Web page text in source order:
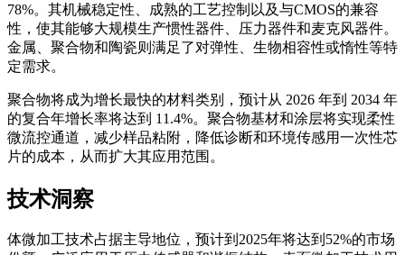
78%。其机械稳定性、成熟的工艺控制以及与CMOS的兼容
性，使其能够大规模生产惯性器件、压力器件和麦克风器件。
金属、聚合物和陶瓷则满足了对弹性、生物相容性或惰性等特
定需求。
聚合物将成为增长最快的材料类别，预计从 2026 年到 2034 年
的复合年增长率将达到 11.4%。聚合物基材和涂层将实现柔性
微流控通道，减少样品粘附，降低诊断和环境传感用一次性芯
片的成本，从而扩大其应用范围。
技术洞察
体微加工技术占据主导地位，预计到2025年将达到52%的市场